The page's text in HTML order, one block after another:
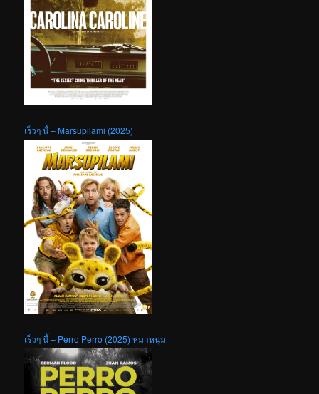
เร็วๆ นี้ – Marsupilami (2025)
เร็วๆ นี้ – Perro Perro (2025) หมาหนุ่ม